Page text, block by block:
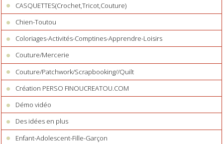
CASQUETTES(Crochet,Tricot,Couture)
Chien-Toutou
Coloriages-Activités-Comptines-Apprendre-Loisirs
Couture/Mercerie
Couture/Patchwork/Scrapbooking//Quilt
Création PERSO FINOUCREATOU.COM
Démo vidéo
Des idées en plus
Enfant-Adolescent-Fille-Garçon